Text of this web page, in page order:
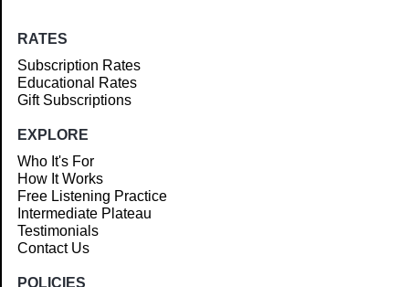
RATES
Subscription Rates
Educational Rates
Gift Subscriptions
EXPLORE
Who It's For
How It Works
Free Listening Practice
Intermediate Plateau
Testimonials
Contact Us
POLICIES